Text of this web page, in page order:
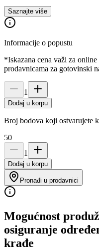
Saznajte više
Informacije o popustu
*Iskazana cena važi za
prodavnicama za gotovinski
1
Dodaj u korpu
Broj bodova koji ostvarujete
50
1
Dodaj u korpu
Pronađi u prodavnici
Mogućnost
osiguranje
krađe